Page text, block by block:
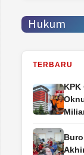
Hukum
TERBARU
‎KPK